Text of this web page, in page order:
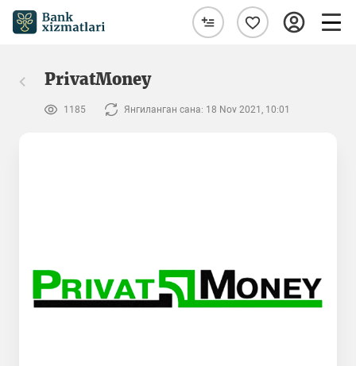
PrivatMoney
1185 Янгиланган сана: 18 Nov 2021, 10:01